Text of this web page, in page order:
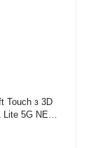
Touch з 3D
Lite 5G NE